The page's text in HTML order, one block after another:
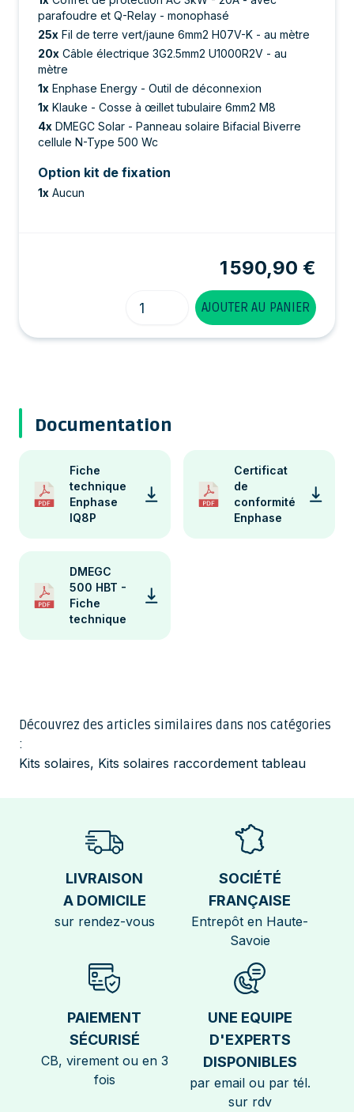
parafoudre et Q-Relay - monophasé
25x Fil de terre vert/jaune 6mm2 H07V-K - au mètre
20x Câble électrique 3G2.5mm2 U1000R2V - au
mètre
1x Enphase Energy - Outil de déconnexion
1x Klauke - Cosse à œillet tubulaire 6mm2 M8
4x DMEGC Solar - Panneau solaire Bifacial Biverre
cellule N-Type 500 Wc
Option kit de fixation
1x Aucun
1 590,90 €
Quantité
AJOUTER AU PANIER
Documentation
Fiche
technique
Enphase
IQ8P
Certificat
de
conformité
Enphase
DMEGC
500 HBT -
Fiche
technique
Découvrez des articles similaires dans nos catégories
:
Kits solaires, Kits solaires raccordement tableau
LIVRAISON
A DOMICILE
sur rendez-vous
SOCIÉTÉ
FRANÇAISE
Entrepôt en Haute-
Savoie
PAIEMENT
SÉCURISÉ
CB, virement ou en 3
fois
UNE EQUIPE
D'EXPERTS
DISPONIBLES
par email ou par tél.
sur rdv